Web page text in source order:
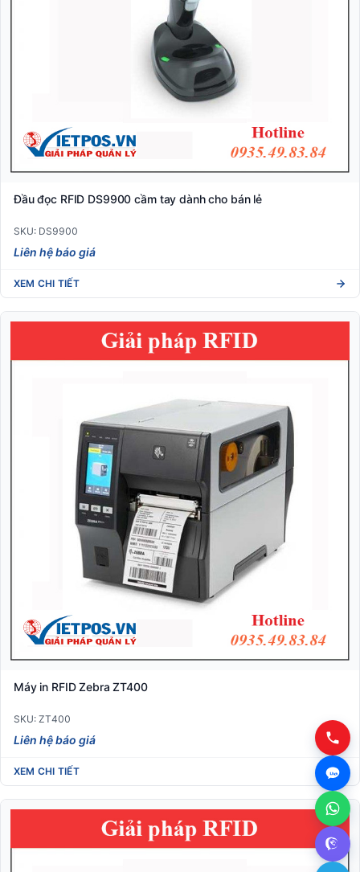
Đầu đọc RFID DS9900 cầm tay dành cho bán lẻ
SKU: DS9900
Liên hệ báo giá
XEM CHI TIẾT
Máy in RFID Zebra ZT400
SKU: ZT400
Liên hệ báo giá
XEM CHI TIẾT